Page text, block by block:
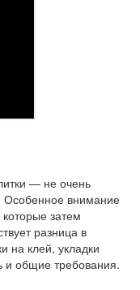
— не очень
Особенное внимание
затем
разница в
на клей, укладки
и общие требования.